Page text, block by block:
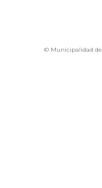
© Municipalidad de